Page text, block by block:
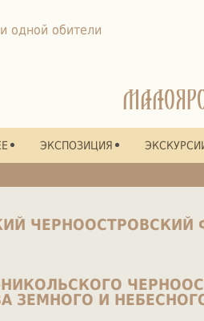
ЭКСПОЗИЦИЯ
ЧЕРНООСТРОВСКИЙ
НИКОЛЬСКОГО
ЗЕМНОГО И